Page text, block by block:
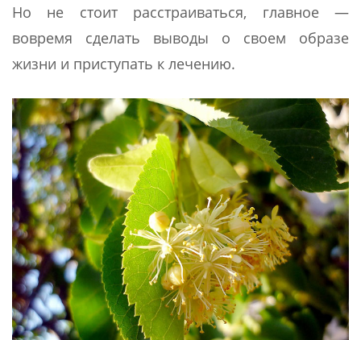
Но не стоит расстраиваться, главное —
вовремя сделать выводы о своем образе
жизни и приступать к лечению.